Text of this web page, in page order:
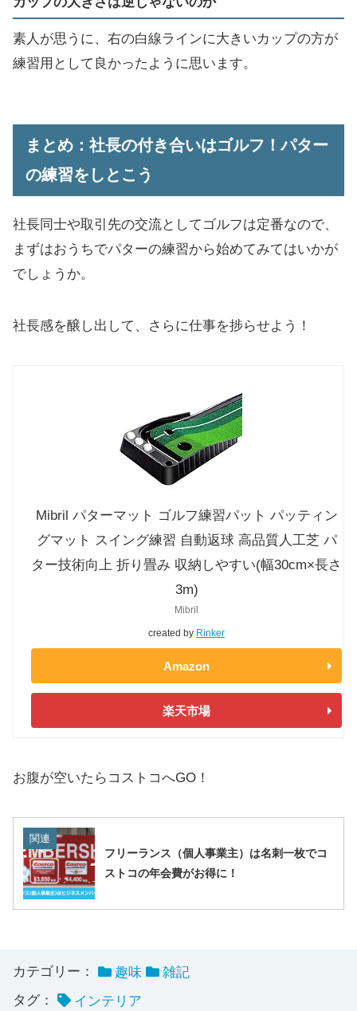
素人が思うに、右の白線ラインに大きいカップの方が
練習用として良かったように思います。
まとめ：社長の付き合いはゴルフ！パター
の練習をしとこう
社長同士や取引先の交流としてゴルフは定番なので、
まずはおうちでパターの練習から始めてみてはいかが
でしょうか。
社長感を醸し出して、さらに仕事を捗らせよう！
Mibril パターマット ゴルフ練習パット パッティン
グマット スイング練習 自動返球 高品質人工芝 パ
ター技術向上 折り畳み 収納しやすい(幅30cm×長さ
3m)
created by Rinker
Mibril
Amazon
楽天市場
お腹が空いたらコストコへGO！
関連
フリーランス（個人事業主）は名刺一枚でコ
ストコの年会費がお得に！
カテゴリー： 趣味
雑記
タグ：
インテリア